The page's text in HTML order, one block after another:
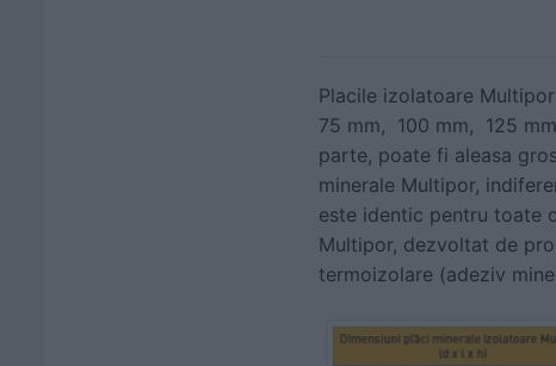
Placile izolatoare
75 mm, 100 mm, 125
parte, poate fi aleasa
minerale Multipor,
este identic pentru toate
Multipor, dezvoltat de
termoizolare (adeziv